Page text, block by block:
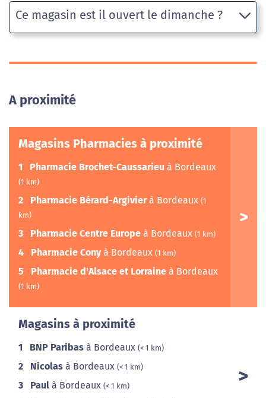
Ce magasin est il ouvert le dimanche ?
A proximité
Magasins Pharmacies à proximité
1 Pharmacie Brochet-Caussarieu à Bordeaux
(1 km)
2 Pharmacie Bérard-Argivierà Bordeaux (1
km)
3 Pharmacie Centre Europe à Bordeaux (1 km)
4 Pharmacie Conyà Bordeaux (1 km)
5 Pharmacie d'Alsace et Lorraine à Bordeaux
(1 km)
Magasins à proximité
1 BNP Paribas à Bordeaux (< 1 km)
2 Nicolas à Bordeaux (< 1 km)
3 Paul à Bordeaux (< 1 km)